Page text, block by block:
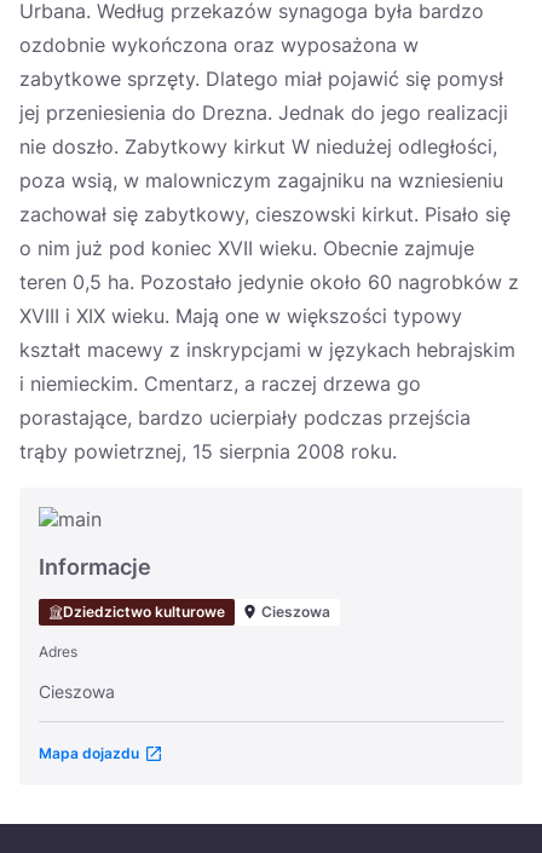
Urbana. Według przekazów synagoga była bardzo
ozdobnie wykończona oraz wyposażona w
zabytkowe sprzęty. Dlatego miał pojawić się pomysł
jej przeniesienia do Drezna. Jednak do jego realizacji
nie doszło. Zabytkowy kirkut W niedużej odległości,
poza wsią, w malowniczym zagajniku na wzniesieniu
zachował się zabytkowy, cieszowski kirkut. Pisało się
o nim już pod koniec XVII wieku. Obecnie zajmuje
teren 0,5 ha. Pozostało jedynie około 60 nagrobków z
XVIII i XIX wieku. Mają one w większości typowy
kształt macewy z inskrypcjami w językach hebrajskim
i niemieckim. Cmentarz, a raczej drzewa go
porastające, bardzo ucierpiały podczas przejścia
trąby powietrznej, 15 sierpnia 2008 roku.
Informacje
Dziedzictwo kulturowe Cieszowa
Adres
Cieszowa
Mapa dojazdu